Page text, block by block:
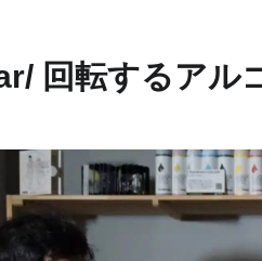
/ 回転するアル